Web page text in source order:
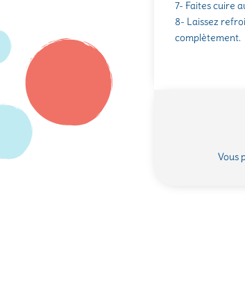
7- Faites cuire
8- Laissez
complètement.
Vous